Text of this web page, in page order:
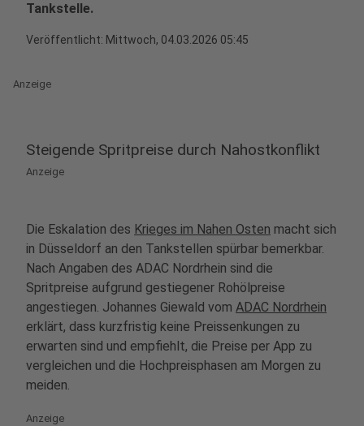
Tankstelle.
Veröffentlicht: Mittwoch, 04.03.2026 05:45
Anzeige
Steigende Spritpreise durch Nahostkonflikt
Anzeige
Die Eskalation des Krieges im Nahen Osten macht sich
in Düsseldorf an den Tankstellen spürbar bemerkbar.
Nach Angaben des ADAC Nordrhein sind die
Spritpreise aufgrund gestiegener Rohölpreise
angestiegen. Johannes Giewald vom ADAC Nordrhein
erklärt, dass kurzfristig keine Preissenkungen zu
erwarten sind und empfiehlt, die Preise per App zu
vergleichen und die Hochpreisphasen am Morgen zu
meiden.
Anzeige